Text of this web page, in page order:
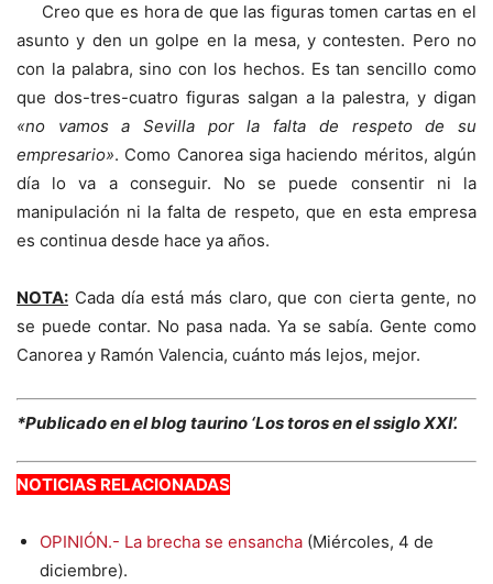
Creo que es hora de que las figuras tomen cartas en el
asunto y den un golpe en la mesa, y contesten. Pero no
con la palabra, sino con los hechos. Es tan sencillo como
que dos-tres-cuatro figuras salgan a la palestra, y digan
«no vamos a Sevilla por la falta de respeto de su
empresario». Como Canorea siga haciendo méritos, algún
día lo va a conseguir. No se puede consentir ni la
manipulación ni la falta de respeto, que en esta empresa
es continua desde hace ya años.
NOTA: Cada día está más claro, que con cierta gente, no
se puede contar. No pasa nada. Ya se sabía. Gente como
Canorea y Ramón Valencia, cuánto más lejos, mejor.
*Publicado en el blog taurino ‘Los toros en el ssiglo XXI’.
NOTICIAS RELACIONADAS
OPINIÓN.- La brecha se ensancha (Miércoles, 4 de
diciembre).